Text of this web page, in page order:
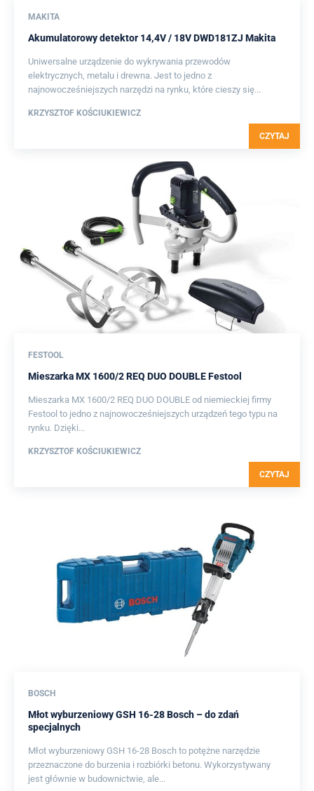
MAKITA
Akumulatorowy detektor 14,4V / 18V DWD181ZJ Makita
Uniwersalne urządzenie do wykrywania przewodów
elektrycznych, metalu i drewna. Jest to jedno z
najnowocześniejszych narzędzi na rynku, które cieszy się...
KRZYSZTOF KOŚCIUKIEWICZ
CZYTAJ
FESTOOL
Mieszarka MX 1600/2 REQ DUO DOUBLE Festool
Mieszarka MX 1600/2 REQ DUO DOUBLE od niemieckiej firmy
Festool to jedno z najnowocześniejszych urządzeń tego typu na
rynku. Dzięki...
KRZYSZTOF KOŚCIUKIEWICZ
CZYTAJ
BOSCH
Młot wyburzeniowy GSH 16-28 Bosch – do zdań
specjalnych
Młot wyburzeniowy GSH 16-28 Bosch to potężne narzędzie
przeznaczone do burzenia i rozbiórki betonu. Wykorzystywany
jest głównie w budownictwie, ale...